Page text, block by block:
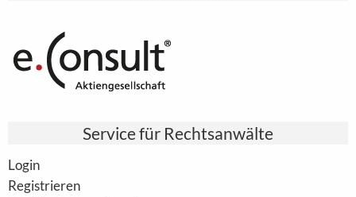
Service für Rechtsanwälte
Login
Registrieren